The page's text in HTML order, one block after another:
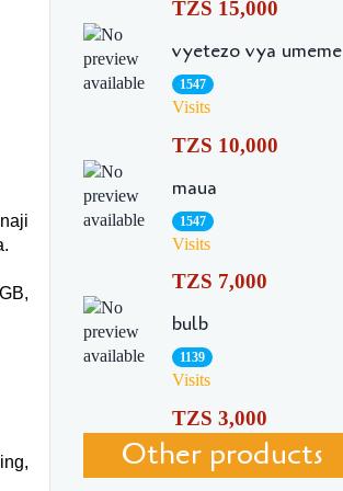
TZS 15,000
vyetezo vya umeme
1547
Visits
TZS 10,000
maua
1547
Visits
TZS 7,000
bulb
1139
Visits
TZS 3,000
Other products